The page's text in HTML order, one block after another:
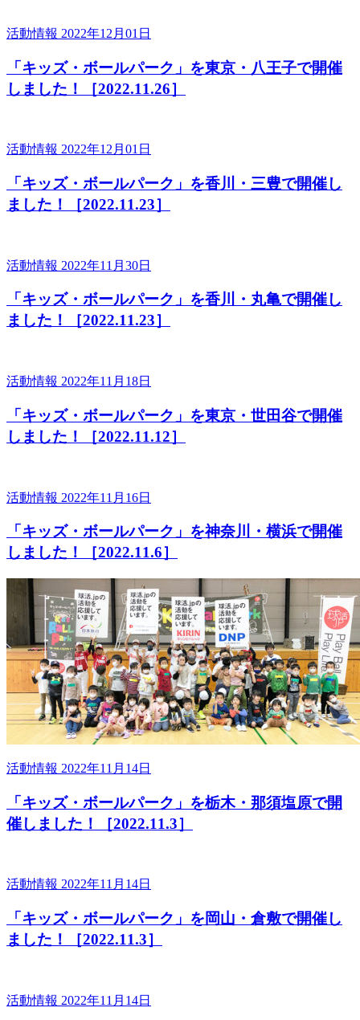
活動情報 2022年12月01日
「キッズ・ボールパーク」を東京・八王子で開催
しました！［2022.11.26］
活動情報 2022年12月01日
「キッズ・ボールパーク」を香川・三豊で開催し
ました！［2022.11.23］
活動情報 2022年11月30日
「キッズ・ボールパーク」を香川・丸亀で開催し
ました！［2022.11.23］
活動情報 2022年11月18日
「キッズ・ボールパーク」を東京・世田谷で開催
しました！［2022.11.12］
活動情報 2022年11月16日
「キッズ・ボールパーク」を神奈川・横浜で開催
しました！［2022.11.6］
活動情報 2022年11月14日
「キッズ・ボールパーク」を栃木・那須塩原で開
催しました！［2022.11.3］
活動情報 2022年11月14日
「キッズ・ボールパーク」を岡山・倉敷で開催し
ました！［2022.11.3］
活動情報 2022年11月14日